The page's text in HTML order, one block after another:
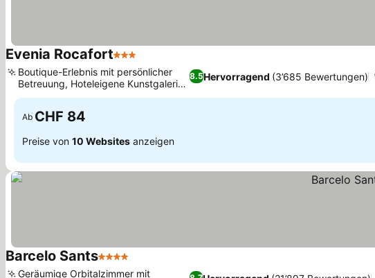
Evenia Rocafort3 Sterne
8.5Hervorragend (3’685 Bewertungen)
Boutique-Erlebnis mit persönlicher
Betreuung, Hoteleigene Kunstgalerie
und Geschäfte
Ab CHF 84
Preise von 10 Websites anzeigen
Barcelo Sants4 Sterne
Geräumige Orbitalzimmer mit